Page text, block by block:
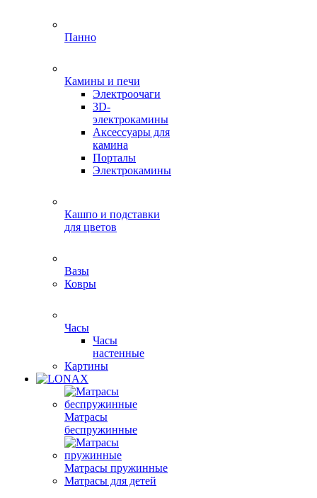
Панно
Камины и печи
Электроочаги
3D-
электрокамины
Аксессуары для
камина
Порталы
Электрокамины
Кашпо и подставки
для цветов
Вазы
Ковры
Часы
Часы
настенные
Картины
Матрасы
беспружинные
Матрасы пружинные
Матрасы для детей